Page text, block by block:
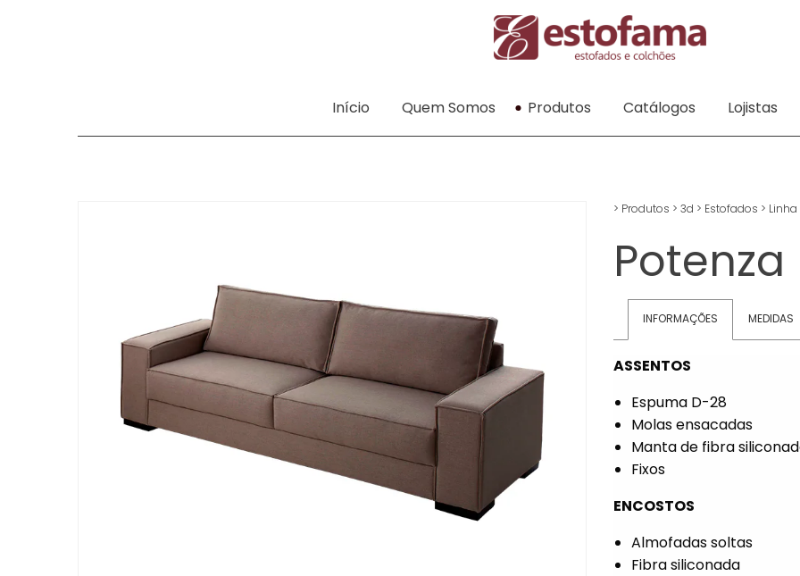
Início Quem Somos Produtos Catálogos Lojistas
> Produtos > 3d > Estofados > Linha
Potenza
INFORMAÇÕES MEDIDAS
ASSENTOS
Espuma D-28
Molas ensacadas
Manta de fibra
Fixos
ENCOSTOS
Almofadas soltas
Fibra siliconada